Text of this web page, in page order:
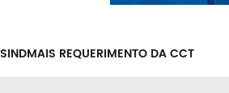
SINDMAIS REQUERIMENTO DA CCT